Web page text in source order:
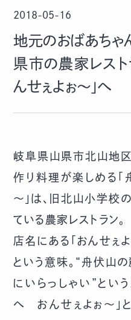
2018-05-16
地元のおばあちゃ
県市の農家レス
んせぇよぉ～」へ
岐阜県山県市北山地
作り料理が楽しめる
～」は、旧北山小学校
ている農家レストラン。
店名にある「おんせぇよ
という意味。“舟伏山
にいらっしゃい”とい
へ おんせぇよぉ～」